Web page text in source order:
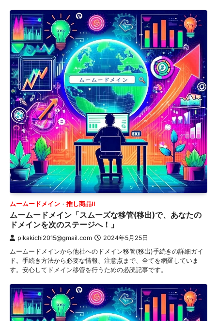
ムームードメイン 推し商品II
ムームードメイン「スムーズな移管(移出)で、あなたの
ドメインを次のステージへ！」
pikakichi2015@gmail.com 2024年5月25日
ムームードメインから他社へのドメイン移管(移出)手続きの詳細ガイ
ド。手続き方法から必要な情報、注意点まで、全てを網羅していま
す。安心してドメイン移管を行うための必読記事です。